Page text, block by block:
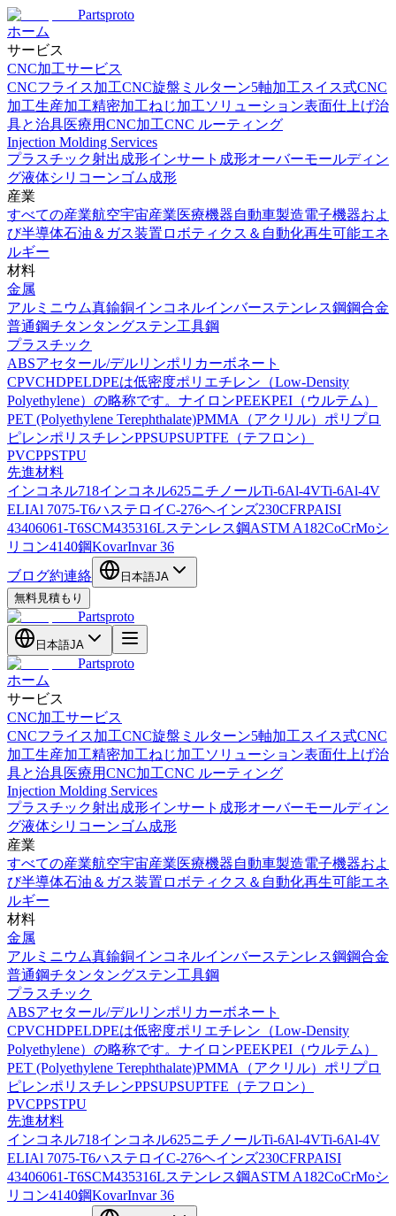
Partsproto
ホーム
サービス
CNC加工サービス
CNCフライス加工CNC旋盤 ミルターン5軸加工スイス式CNC
加工生産加工精密加工ねじ加工ソリューション表面仕上げ治
具と治具医療用CNC加工CNC ルーティング
Injection Molding Services
プラスチック射出成形インサート成形オーバーモールディン
グ液体シリコーンゴム成形
産業
すべての産業航空宇宙産業医療機器自動車製造電子機器およ
び半導体石油＆ガス装置 ロボティクス＆自動化再生可能エネ
ルギー
材料
金属
アルミニウム真鍮銅インコネルインバーステンレス鋼鋼合金
普通鋼チタンタングステン工具鋼
プラスチック
ABSアセタール/デルリンポリカーボネート
CPVCHDPELDPEは低密度ポリエチレン（Low-Density
Polyethylene）の略称です。 ナイロンPEEKPEI（ウルテム）
PET (Polyethylene Terephthalate)PMMA（アクリル） ポリプロ
ピレンポリスチレンPPSUPSUPTFE（テフロン）
PVCPPSTPU
先進材料
インコネル718インコネル625ニチノールTi-6Al-4VTi-6Al-4V
ELIAl 7075-T6ハステロイC-276ヘインズ230CFRPAISI
43406061-T6SCM435316Lステンレス鋼ASTM A182CoCrMoシ
リコン4140鋼KovarInvar 36
ブログ約連絡 日本語JA
無料見積もり
Partsproto
日本語JA
Partsproto
ホーム
サービス
CNC加工サービス
CNCフライス加工CNC旋盤 ミルターン5軸加工スイス式CNC
加工生産加工精密加工ねじ加工ソリューション表面仕上げ治
具と治具医療用CNC加工CNC ルーティング
Injection Molding Services
プラスチック射出成形インサート成形オーバーモールディン
グ液体シリコーンゴム成形
産業
すべての産業航空宇宙産業医療機器自動車製造電子機器およ
び半導体石油＆ガス装置 ロボティクス＆自動化再生可能エネ
ルギー
材料
金属
アルミニウム真鍮銅インコネルインバーステンレス鋼鋼合金
普通鋼チタンタングステン工具鋼
プラスチック
ABSアセタール/デルリンポリカーボネート
CPVCHDPELDPEは低密度ポリエチレン（Low-Density
Polyethylene）の略称です。 ナイロンPEEKPEI（ウルテム）
PET (Polyethylene Terephthalate)PMMA（アクリル） ポリプロ
ピレンポリスチレンPPSUPSUPTFE（テフロン）
PVCPPSTPU
先進材料
インコネル718インコネル625ニチノールTi-6Al-4VTi-6Al-4V
ELIAl 7075-T6ハステロイC-276ヘインズ230CFRPAISI
43406061-T6SCM435316Lステンレス鋼ASTM A182CoCrMoシ
リコン4140鋼KovarInvar 36